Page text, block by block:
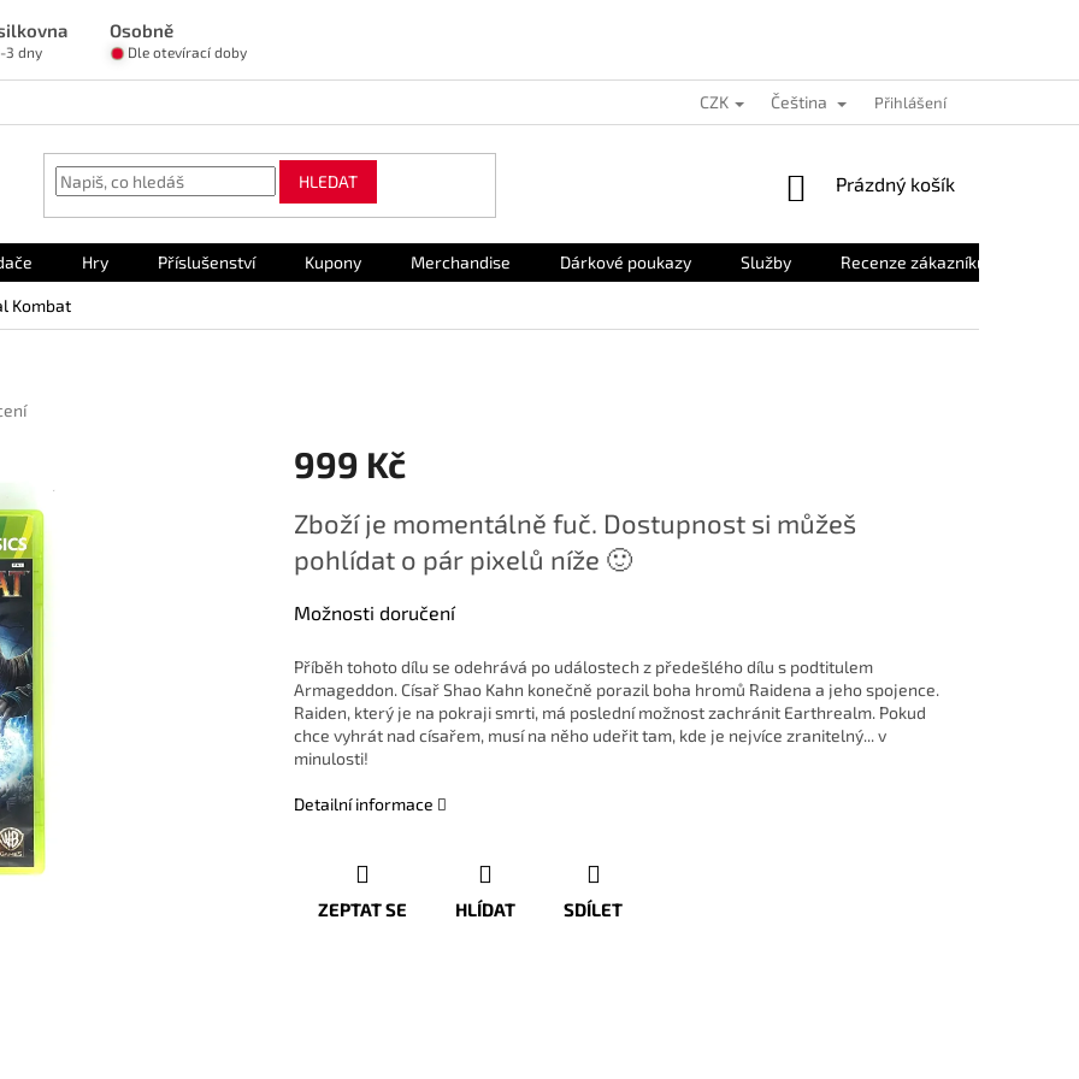
Osobně
3 dny Dle otevírací doby
CZK Čeština Přihlášení
HLEDAT
NÁKUPNÍ
Prázdný košík
Hry Příslušenství Kupony Merchandise Dárkové poukazy Služby Recenze zákazníků
Kombat
999 Kč
cena:
Zboží je momentálně fuč. Dostupnost si můžeš
pohlídat o pár pixelů níže 🙂
Možnosti doručení
Příběh tohoto dílu se odehrává po událostech z předešlého dílu s podtitulem
Armageddon. Císař Shao Kahn konečně porazil boha hromů Raidena a jeho spojence.
Raiden, který je na pokraji smrti, má poslední možnost zachránit Earthrealm. Pokud
chce vyhrát nad císařem, musí na něho udeřit tam, kde je nejvíce zranitelný... v
minulosti!
Detailní informace
ZEPTAT SE HLÍDAT SDÍLET